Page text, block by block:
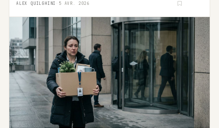
ALEX QUILGHINI · 5 AVR. 2026